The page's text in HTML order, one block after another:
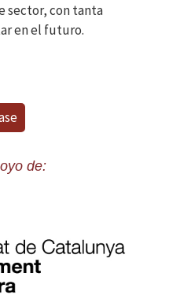
sector, con tanta
en el futuro.
de: